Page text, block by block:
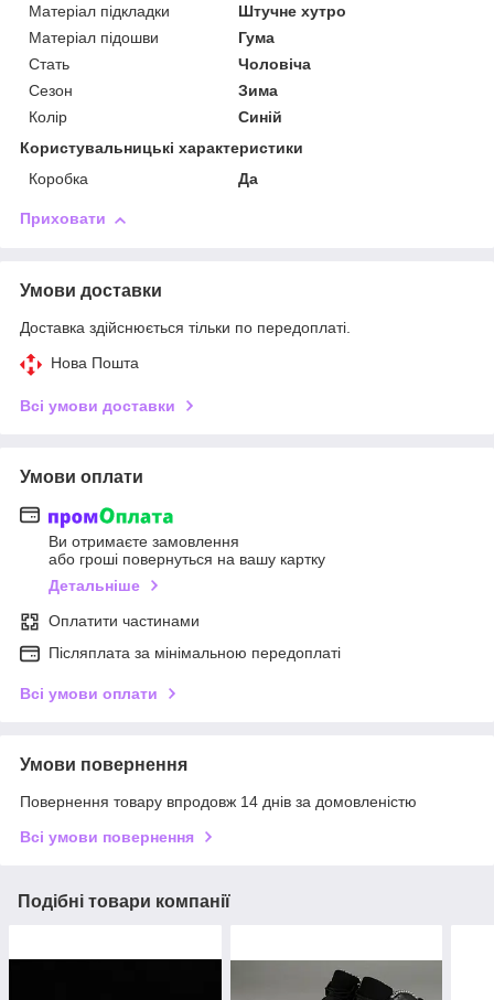
Матеріал підкладки
Штучне хутро
Матеріал підошви
Гума
Стать
Чоловіча
Сезон
Зима
Колір
Синій
Користувальницькі характеристики
Коробка
Да
Приховати
Умови доставки
Доставка здійснюється тільки по передоплаті.
Нова Пошта
Всі умови доставки
Умови оплати
Ви отримаєте замовлення
або гроші повернуться на вашу картку
Детальніше
Оплатити частинами
Післяплата за мінімальною передоплаті
Всі умови оплати
Умови повернення
Повернення товару впродовж 14 днів за домовленістю
Всі умови повернення
Подібні товари компанії